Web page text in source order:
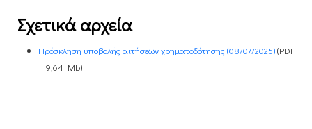
Σχετικά αρχεία
Πρόσκληση υποβολής αιτήσεων χρηματοδότησης (08/07/2025)(PDF
– 9,64 Mb)